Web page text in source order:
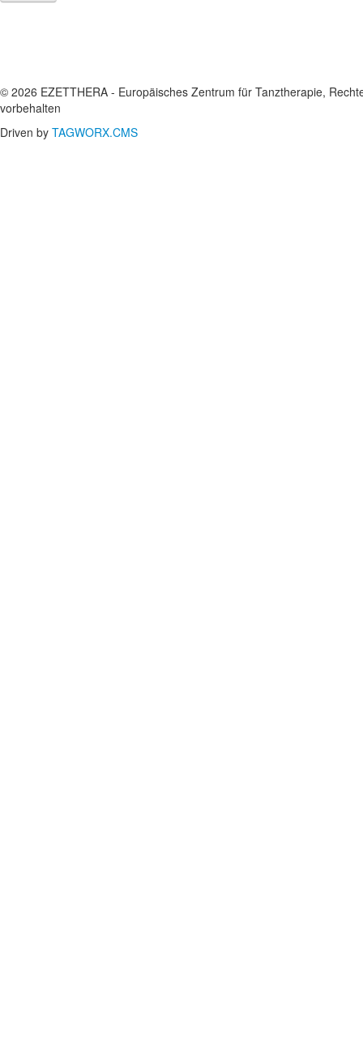
© 2026 EZETTHERA - Europäisches Zentrum für Tanztherapie,
vorbehalten
Driven by TAGWORX.CMS